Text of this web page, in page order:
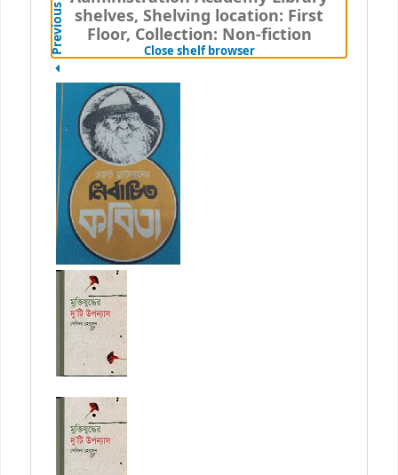
shelves, Shelving location: First
Floor, Collection: Non-fiction
Close shelf browser(Hides shelf browser)
Previous